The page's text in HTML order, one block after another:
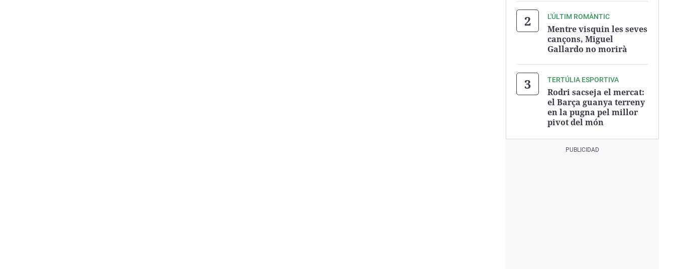
L'ÚLTIM ROMÀNTIC
Mentre visquin les seves
cançons, Miguel
Gallardo no morirà
TERTÚLIA ESPORTIVA
Rodri sacseja el mercat:
el Barça guanya terreny
en la pugna pel millor
pivot del món